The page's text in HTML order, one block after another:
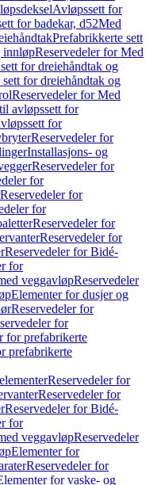
Avløpssett for
for badekar, d52Med
Prefabrikkerte sett
innløpReservedeler for Med
for dreiehåndtak og
for dreiehåndtak og
Reservedeler for Med
avløpssett for
for
Reservedeler for
Installasjons- og
Reservedeler for
for
Reservedeler for
for
Reservedeler for
Reservedeler for
Reservedeler for Bidé-
for
veggavløpReservedeler
Elementer for dusjer og
Reservedeler for
for
for prefabrikerte
prefabrikerte
Reservedeler for
Reservedeler for
Reservedeler for Bidé-
for
veggavløpReservedeler
Elementer for
Reservedeler for
for vaske- og